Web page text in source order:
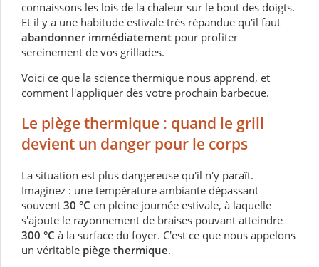
connaissons les lois de la chaleur sur le bout des doigts.
Et il y a une habitude estivale très répandue qu'il faut
abandonner immédiatement pour profiter
sereinement de vos grillades.
Voici ce que la science thermique nous apprend, et
comment l'appliquer dès votre prochain barbecue.
Le piège thermique : quand le grill
devient un danger pour le corps
La situation est plus dangereuse qu'il n'y paraît.
Imaginez : une température ambiante dépassant
souvent 30 °C en pleine journée estivale, à laquelle
s'ajoute le rayonnement de braises pouvant atteindre
300 °C à la surface du foyer. C'est ce que nous appelons
un véritable piège thermique.